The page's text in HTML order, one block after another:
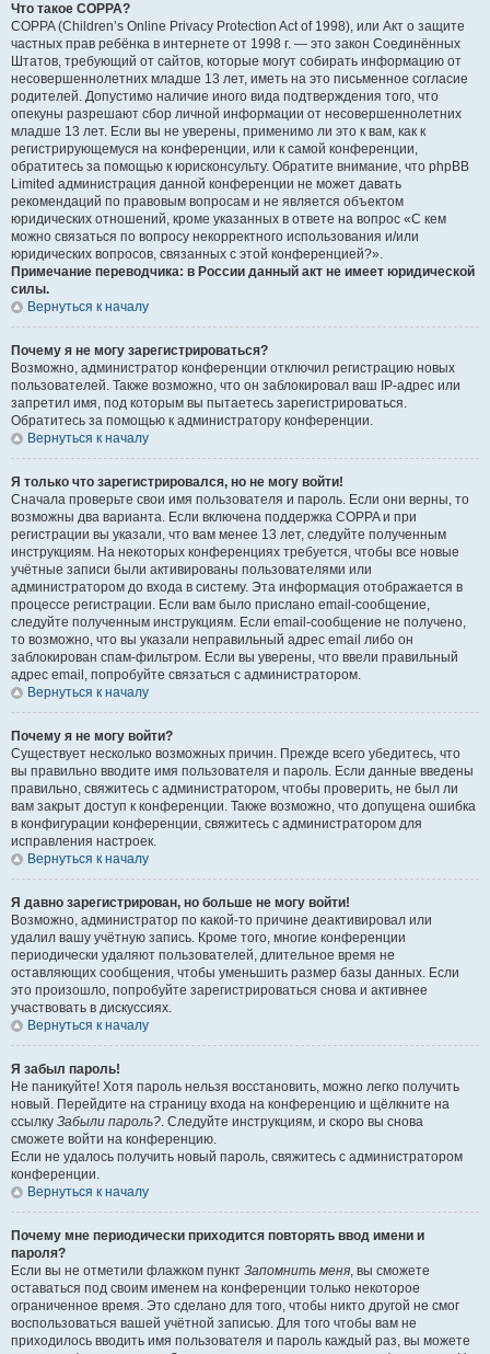
Что такое COPPA?
COPPA (Children’s Online Privacy Protection Act of 1998), или Акт о защите
частных прав ребёнка в интернете от 1998 г. — это закон Соединённых
Штатов, требующий от сайтов, которые могут собирать информацию от
несовершеннолетних младше 13 лет, иметь на это письменное согласие
родителей. Допустимо наличие иного вида подтверждения того, что
опекуны разрешают сбор личной информации от несовершеннолетних
младше 13 лет. Если вы не уверены, применимо ли это к вам, как к
регистрирующемуся на конференции, или к самой конференции,
обратитесь за помощью к юрисконсульту. Обратите внимание, что phpBB
Limited администрация данной конференции не может давать
рекомендаций по правовым вопросам и не является объектом
юридических отношений, кроме указанных в ответе на вопрос «С кем
можно связаться по вопросу некорректного использования и/или
юридических вопросов, связанных с этой конференцией?».
Примечание переводчика: в России данный акт не имеет юридической
силы.
Вернуться к началу
Почему я не могу зарегистрироваться?
Возможно, администратор конференции отключил регистрацию новых
пользователей. Также возможно, что он заблокировал ваш IP-адрес или
запретил имя, под которым вы пытаетесь зарегистрироваться.
Обратитесь за помощью к администратору конференции.
Вернуться к началу
Я только что зарегистрировался, но не могу войти!
Сначала проверьте свои имя пользователя и пароль. Если они верны, то
возможны два варианта. Если включена поддержка COPPA и при
регистрации вы указали, что вам менее 13 лет, следуйте полученным
инструкциям. На некоторых конференциях требуется, чтобы все новые
учётные записи были активированы пользователями или
администратором до входа в систему. Эта информация отображается в
процессе регистрации. Если вам было прислано email-сообщение,
следуйте полученным инструкциям. Если email-сообщение не получено,
то возможно, что вы указали неправильный адрес email либо он
заблокирован спам-фильтром. Если вы уверены, что ввели правильный
адрес email, попробуйте связаться с администратором.
Вернуться к началу
Почему я не могу войти?
Существует несколько возможных причин. Прежде всего убедитесь, что
вы правильно вводите имя пользователя и пароль. Если данные введены
правильно, свяжитесь с администратором, чтобы проверить, не был ли
вам закрыт доступ к конференции. Также возможно, что допущена ошибка
в конфигурации конференции, свяжитесь с администратором для
исправления настроек.
Вернуться к началу
Я давно зарегистрирован, но больше не могу войти!
Возможно, администратор по какой-то причине деактивировал или
удалил вашу учётную запись. Кроме того, многие конференции
периодически удаляют пользователей, длительное время не
оставляющих сообщения, чтобы уменьшить размер базы данных. Если
это произошло, попробуйте зарегистрироваться снова и активнее
участвовать в дискуссиях.
Вернуться к началу
Я забыл пароль!
Не паникуйте! Хотя пароль нельзя восстановить, можно легко получить
новый. Перейдите на страницу входа на конференцию и щёлкните на
ссылку Забыли пароль?. Следуйте инструкциям, и скоро вы снова
сможете войти на конференцию.
Если не удалось получить новый пароль, свяжитесь с администратором
конференции.
Вернуться к началу
Почему мне периодически приходится повторять ввод имени и
пароля?
Если вы не отметили флажком пункт Запомнить меня, вы сможете
оставаться под своим именем на конференции только некоторое
ограниченное время. Это сделано для того, чтобы никто другой не смог
воспользоваться вашей учётной записью. Для того чтобы вам не
приходилось вводить имя пользователя и пароль каждый раз, вы можете